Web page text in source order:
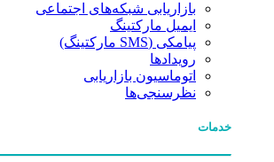
بازاریابی شبکه‌های اجتماعی
ایمیل مارکتینگ
پیامکی (SMS مارکتینگ)
رویدادها
اتوماسیون بازاریابی
نظرسنجی‌ها
خدمات